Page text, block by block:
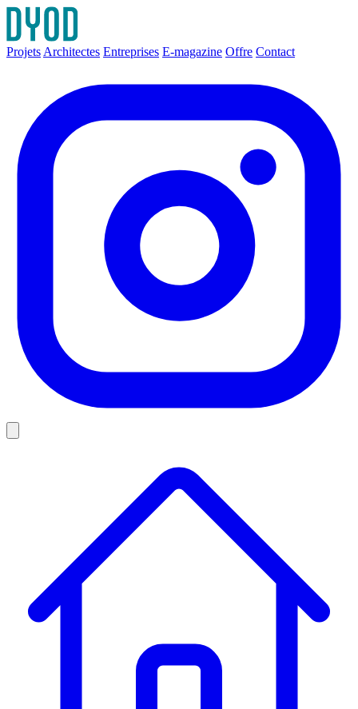
Projets Architectes Entreprises E-magazine Offre Contact